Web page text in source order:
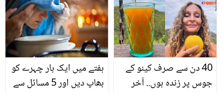
اپنی خوبصورتی کو بڑھانے
کے لیے کون سی خاص
چیزیں استعمال کرتی ہیں؟
اداکارہ بتاتے ہوئے
خاص چیز ڈالتی ہیں جو ہر
کوئی جاننا چاہتا ہے؟
دیکھیں
ہفتے میں ایک بار چہرے کو
بھاپ دیں اور 5 مسائل سے
40 دن سے صرف کینو کے
جوس پر زندہ ہوں.. آخر